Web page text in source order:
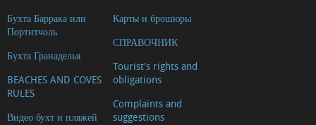
Бухта Баррака или
Портитчоль
Бухта Гранаделья
BEACHES AND COVES
RULES
Видео бухт и пляжей
Карты и брошюры
СПРАВОЧНИК
Tourist's rights and
obligations
Complaints and
suggestions